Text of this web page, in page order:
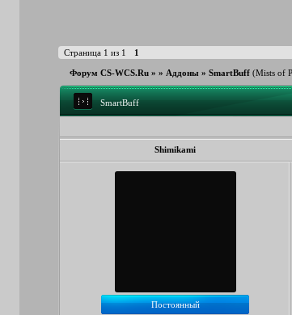
Страница 1 из 1 1
Форум CS-WCS.Ru » » Аддоны » SmartBuff (Mists of
SmartBuff
Shimikami
Постоянный